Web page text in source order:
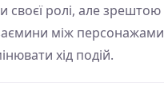
своєї ролі, але зрештою
між персонажами
хід подій.